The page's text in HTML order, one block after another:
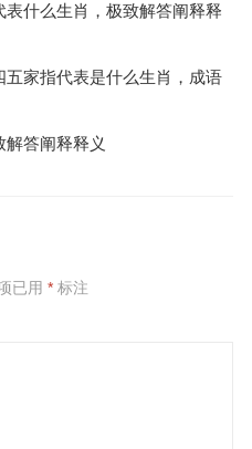
什么生肖，极致解答阐释释
家指代表是什么生肖，成语
答阐释释义
已用 *标注